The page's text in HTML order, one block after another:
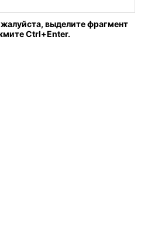
выделите фрагмент
Ctrl+Enter.